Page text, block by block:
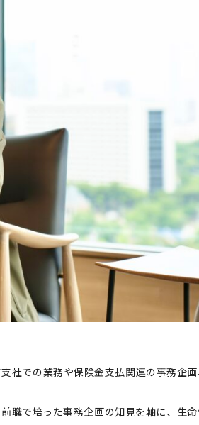
社での業務や保険金支払関連の事務企画
職で培った事務企画の知見を軸に、生